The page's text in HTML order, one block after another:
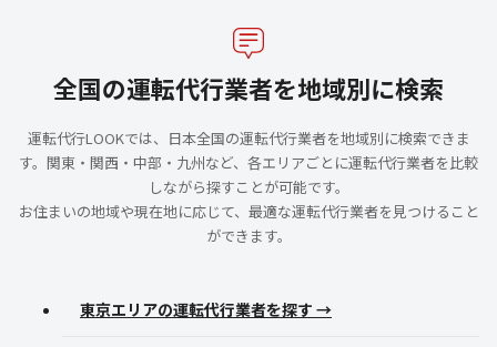
全国の運転代行業者を地域別に検索
運転代行LOOKでは、日本全国の運転代行業者を地域別に検索できま
す。関東・関西・中部・九州など、各エリアごとに運転代行業者を比較
しながら探すことが可能です。
お住まいの地域や現在地に応じて、最適な運転代行業者を見つけること
ができます。
東京エリアの運転代行業者を探す →